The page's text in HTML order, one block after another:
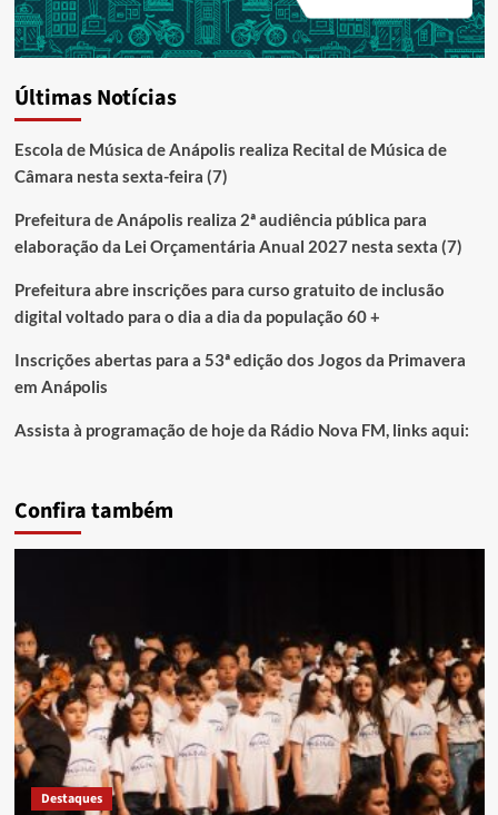
Últimas Notícias
Escola de Música de Anápolis realiza Recital de Música de
Câmara nesta sexta-feira (7)
Prefeitura de Anápolis realiza 2ª audiência pública para
elaboração da Lei Orçamentária Anual 2027 nesta sexta (7)
Prefeitura abre inscrições para curso gratuito de inclusão
digital voltado para o dia a dia da população 60 +
Inscrições abertas para a 53ª edição dos Jogos da Primavera
em Anápolis
Assista à programação de hoje da Rádio Nova FM, links aqui:
Confira também
Destaques